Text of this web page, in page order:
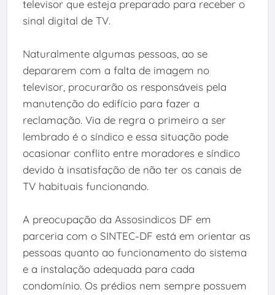
televisor que esteja preparado para receber o
sinal digital de TV.
Naturalmente algumas pessoas, ao se
depararem com a falta de imagem no
televisor, procurarão os responsáveis pela
manutenção do edifício para fazer a
reclamação. Via de regra o primeiro a ser
lembrado é o síndico e essa situação pode
ocasionar conflito entre moradores e síndico
devido à insatisfação de não ter os canais de
TV habituais funcionando.
A preocupação da Assosindicos DF em
parceria com o SINTEC-DF está em orientar as
pessoas quanto ao funcionamento do sistema
e a instalação adequada para cada
condomínio. Os prédios nem sempre possuem